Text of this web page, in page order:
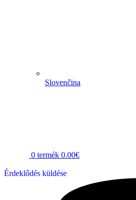
Slovenčina
0 termék 0.00€
Érdeklődés küldése